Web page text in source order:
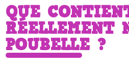
QUE
RÉELLEMENT
POUBELLE ?